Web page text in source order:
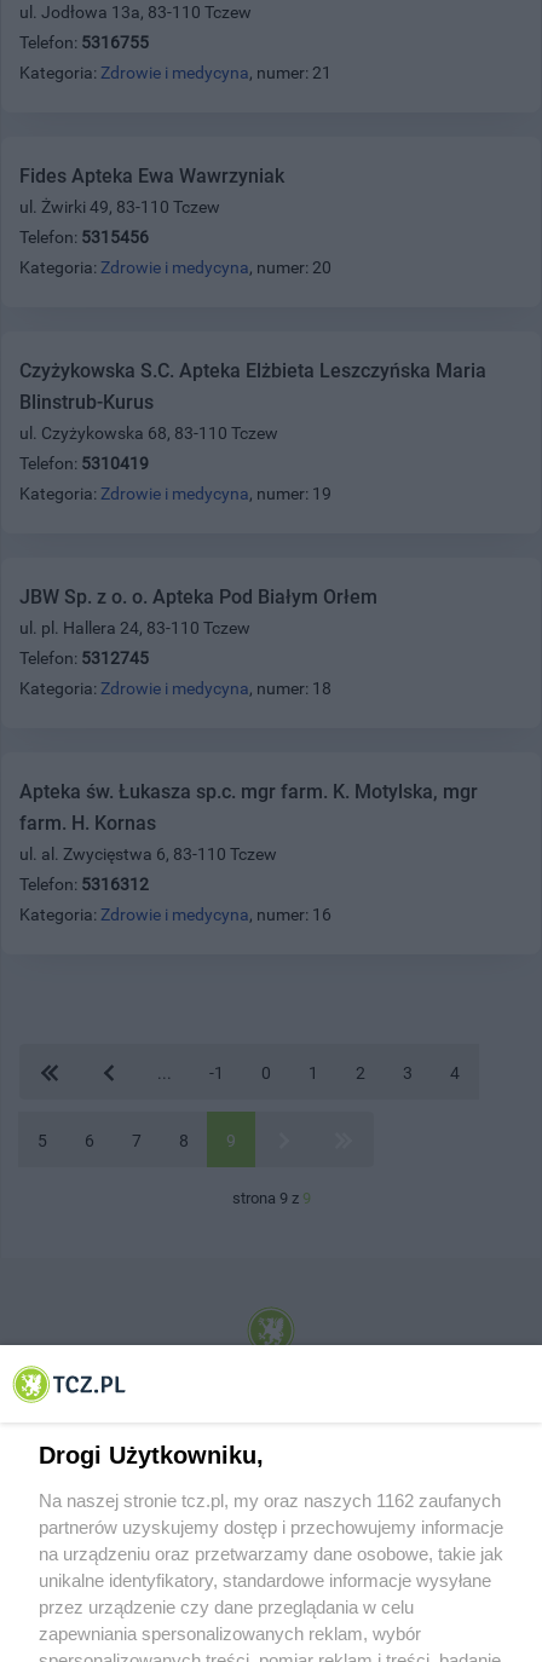
ul. Jodłowa 13a, 83-110 Tczew
Telefon: 5316755
Kategoria: Zdrowie i medycyna, numer: 21
Fides Apteka Ewa Wawrzyniak
ul. Żwirki 49, 83-110 Tczew
Telefon: 5315456
Kategoria: Zdrowie i medycyna, numer: 20
Czyżykowska S.C. Apteka Elżbieta Leszczyńska Maria
Blinstrub-Kurus
ul. Czyżykowska 68, 83-110 Tczew
Telefon: 5310419
Kategoria: Zdrowie i medycyna, numer: 19
JBW Sp. z o. o. Apteka Pod Białym Orłem
ul. pl. Hallera 24, 83-110 Tczew
Telefon: 5312745
Kategoria: Zdrowie i medycyna, numer: 18
Apteka św. Łukasza sp.c. mgr farm. K. Motylska, mgr
farm. H. Kornas
ul. al. Zwycięstwa 6, 83-110 Tczew
Telefon: 5316312
Kategoria: Zdrowie i medycyna, numer: 16
-1 0 1 2 3 4
5 6 7 8 9
strona 9 z 9
© 2001-2026 Tczew - TCZ.PL Sp. z o.o. Internetowy Serwis Informacyjny Miasta
O FIRMIE POLITYKA PRYWATNOŚCI HOSTING
Drogi Użytkowniku,
Na naszej stronie tcz.pl, my oraz naszych 1162 zaufanych
partnerów uzyskujemy dostęp i przechowujemy informacje
na urządzeniu oraz przetwarzamy dane osobowe, takie jak
unikalne identyfikatory, standardowe informacje wysyłane
przez urządzenie czy dane przeglądania w celu
zapewniania spersonalizowanych reklam, wybór